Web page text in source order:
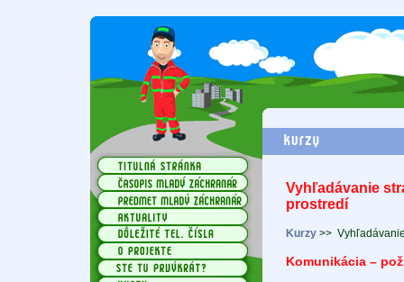
Vyhľadávanie
prostredí
Kurzy>>
Komunikácia –